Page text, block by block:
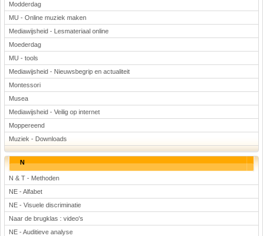
Modderdag
MU - Online muziek maken
Mediawijsheid - Lesmateriaal online
Moederdag
MU - tools
Mediawijsheid - Nieuwsbegrip en actualiteit
Montessori
Musea
Mediawijsheid - Veilig op internet
Moppereend
Muziek - Downloads
N
N & T - Methoden
NE - Alfabet
NE - Visuele discriminatie
Naar de brugklas : video's
NE - Auditieve analyse